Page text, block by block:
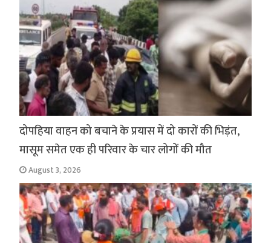
दोपहिया वाहन को बचाने के प्रयास में दो कारों की भिड़ंत,
मासूम समेत एक ही परिवार के चार लोगों की मौत
August 3, 2026